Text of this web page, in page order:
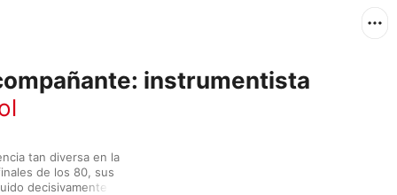
instrumentista
tan diversa en la
de los 80, sus
decisivamente a